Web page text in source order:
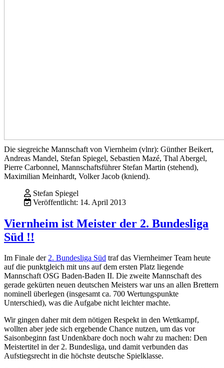
Die siegreiche Mannschaft von Viernheim (vlnr): Günther Beikert,
Andreas Mandel, Stefan Spiegel, Sebastien Mazé, Thal Abergel,
Pierre Carbonnel, Mannschaftsführer Stefan Martin (stehend),
Maximilian Meinhardt, Volker Jacob (kniend).
Stefan Spiegel
Veröffentlicht: 14. April 2013
Viernheim ist Meister der 2. Bundesliga
Süd !!
Im Finale der2. Bundesliga Süd traf das Viernheimer Team heute
auf die punktgleich mit uns auf dem ersten Platz liegende
Mannschaft OSG Baden-Baden II. Die zweite Mannschaft des
gerade gekürten neuen deutschen Meisters war uns an allen Brettern
nominell überlegen (insgesamt ca. 700 Wertungspunkte
Unterschied), was die Aufgabe nicht leichter machte.
Wir gingen daher mit dem nötigen Respekt in den Wettkampf,
wollten aber jede sich ergebende Chance nutzen, um das vor
Saisonbeginn fast Undenkbare doch noch wahr zu machen: Den
Meistertitel in der 2. Bundesliga, und damit verbunden das
Aufstiegsrecht in die höchste deutsche Spielklasse.